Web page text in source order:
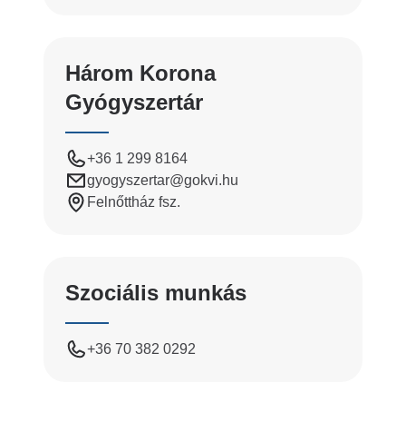
Három Korona
Gyógyszertár
+36 1 299 8164
gyogyszertar@gokvi.hu
Felnőttház fsz.
Szociális munkás
+36 70 382 0292